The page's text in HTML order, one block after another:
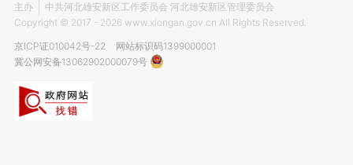
主办
中共河北雄安新区工作委员会 河北雄安新区管理委员会
Copyright © 2017 - 2026 www.xiongan.gov.cn All Rights Reserved.
京ICP证010042号-22
网站标识码1399000001
冀公网安备13062902000079号